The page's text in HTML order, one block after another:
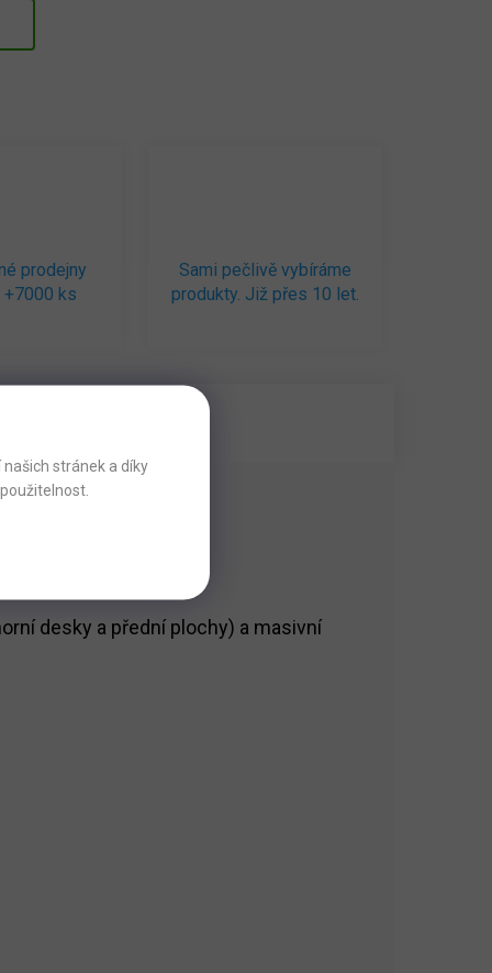
stránek a díky
prodejny
ks
Sami pečlivě vybíráme
produkty. Již přes 10 let.
desky a přední plochy) a masivní